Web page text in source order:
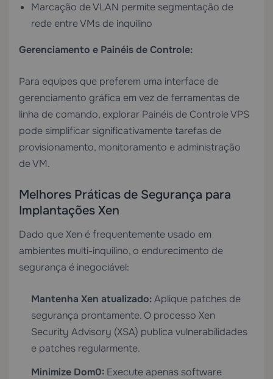
Marcação de VLAN permite segmentação de
rede entre VMs de inquilino
Gerenciamento e Painéis de Controle:
Para equipes que preferem uma interface de
gerenciamento gráfica em vez de ferramentas de
linha de comando, explorar Painéis de Controle VPS
pode simplificar significativamente tarefas de
provisionamento, monitoramento e administração
de VM.
Melhores Práticas de Segurança para
Implantações Xen
Dado que Xen é frequentemente usado em
ambientes multi-inquilino, o endurecimento de
segurança é inegociável:
Mantenha Xen atualizado:Aplique patches de
segurança prontamente. O processo Xen
Security Advisory (XSA) publica vulnerabilidades
e patches regularmente.
Minimize Dom0: Execute apenas software